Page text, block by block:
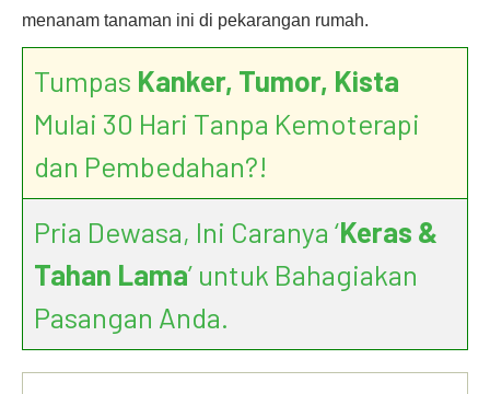
menanam tanaman ini di pekarangan rumah.
Tumpas Kanker, Tumor, Kista
Mulai 30 Hari Tanpa Kemoterapi
dan Pembedahan?!
Pria Dewasa, Ini Caranya ‘Keras &
Tahan Lama’ untuk Bahagiakan
Pasangan Anda.